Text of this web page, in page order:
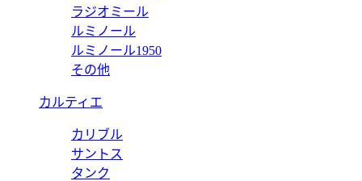
ラジオミール
ルミノール
ルミノール1950
その他
カルティエ
カリブル
サントス
タンク